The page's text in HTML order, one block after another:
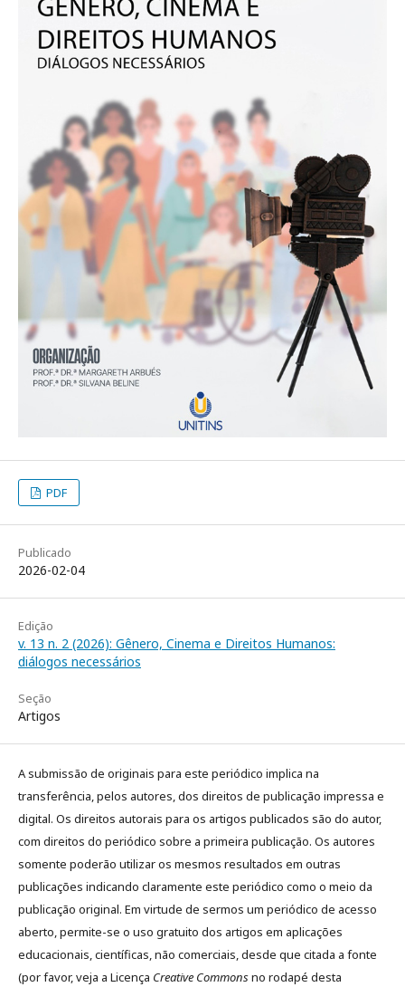
PDF
Publicado
2026-02-04
Edição
v. 13 n. 2 (2026): Gênero, Cinema e Direitos Humanos:
diálogos necessários
Seção
Artigos
A submissão de originais para este periódico implica na
transferência, pelos autores, dos direitos de publicação impressa e
digital. Os direitos autorais para os artigos publicados são do autor,
com direitos do periódico sobre a primeira publicação. Os autores
somente poderão utilizar os mesmos resultados em outras
publicações indicando claramente este periódico como o meio da
publicação original. Em virtude de sermos um periódico de acesso
aberto, permite-se o uso gratuito dos artigos em aplicações
educacionais, científicas, não comerciais, desde que citada a fonte
(por favor, veja a Licença Creative Commonsno rodapé desta